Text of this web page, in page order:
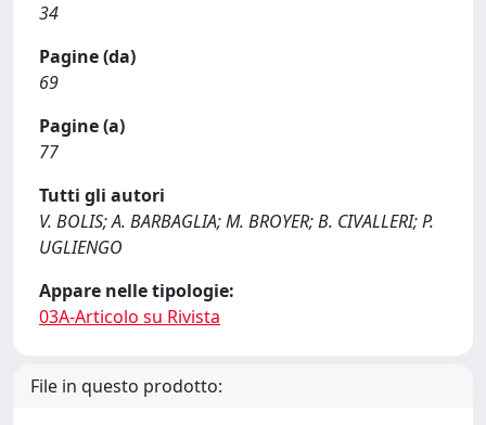
34
Pagine (da)
69
Pagine (a)
77
Tutti gli autori
V. BOLIS; A. BARBAGLIA; M. BROYER; B. CIVALLERI; P.
UGLIENGO
Appare nelle tipologie:
03A-Articolo su Rivista
File in questo prodotto: